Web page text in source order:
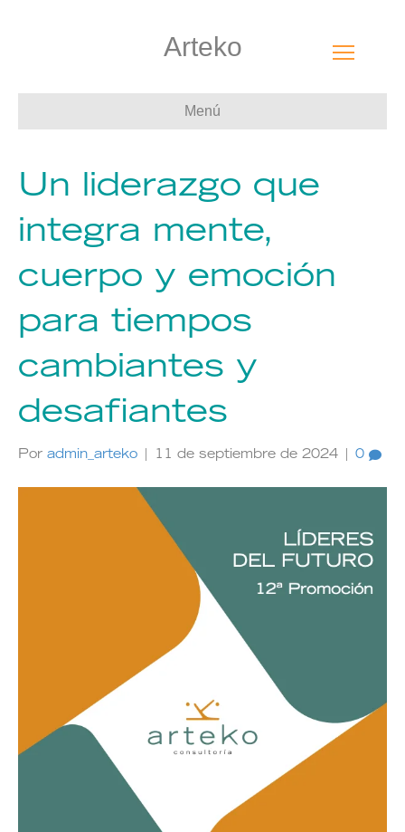
Arteko
Menú
Un liderazgo que
integra mente,
cuerpo y emoción
para tiempos
cambiantes y
desafiantes
Por admin_arteko 11 de septiembre de 2024 0